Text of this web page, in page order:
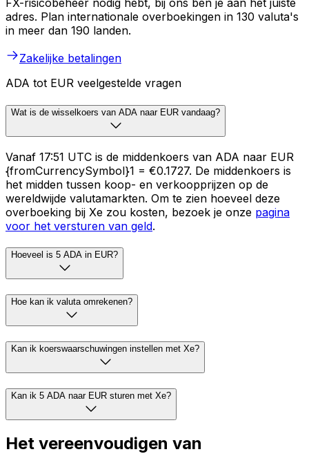
FX-risicobeheer nodig hebt, bij ons ben je aan het juiste
adres. Plan internationale overboekingen in 130 valuta's
in meer dan 190 landen.
Zakelijke betalingen
ADA tot EUR veelgestelde vragen
Wat is de wisselkoers van ADA naar EUR vandaag?
Vanaf 17:51 UTC is de middenkoers van ADA naar EUR
{fromCurrencySymbol}1 = €0.1727. De middenkoers is
het midden tussen koop- en verkoopprijzen op de
wereldwijde valutamarkten. Om te zien hoeveel deze
overboeking bij Xe zou kosten, bezoek je onze pagina
voor het versturen van geld.
Hoeveel is 5 ADA in EUR?
Hoe kan ik valuta omrekenen?
Kan ik koerswaarschuwingen instellen met Xe?
Kan ik 5 ADA naar EUR sturen met Xe?
Het vereenvoudigen van